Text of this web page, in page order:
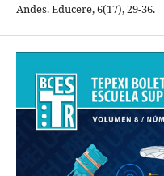
Andes. Educere, 6(17), 29-36.